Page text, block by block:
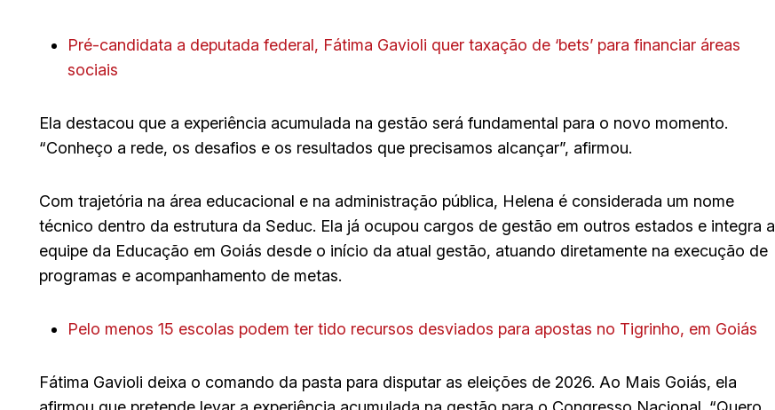
Pré-candidata a deputada federal, Fátima Gavioli quer taxação de ‘bets’ para financiar áreas
sociais
Ela destacou que a experiência acumulada na gestão será fundamental para o novo momento.
“Conheço a rede, os desafios e os resultados que precisamos alcançar”, afirmou.
Com trajetória na área educacional e na administração pública, Helena é considerada um nome
técnico dentro da estrutura da Seduc. Ela já ocupou cargos de gestão em outros estados e integra a
equipe da Educação em Goiás desde o início da atual gestão, atuando diretamente na execução de
programas e acompanhamento de metas.
Pelo menos 15 escolas podem ter tido recursos desviados para apostas no Tigrinho, em Goiás
Fátima Gavioli deixa o comando da pasta para disputar as eleições de 2026. Ao Mais Goiás, ela